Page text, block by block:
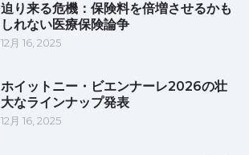
迫り来る危機：保険料を倍増させるかも
しれない医療保険論争
12月 16, 2025
ホイットニー・ビエンナーレ2026の壮
大なラインナップ発表
12月 16, 2025